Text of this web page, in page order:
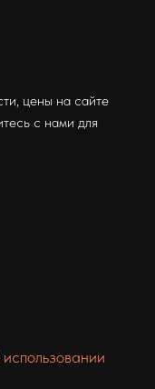
цены на сайте
с нами для